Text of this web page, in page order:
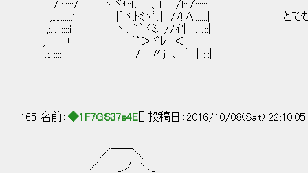
/::.::::/′ ｀丶ヾ:!::l.、 ｀、l /l::./::::::!
,:.:.:::::;' |｀ヾ:ﾄﾐヽﾞ､| //!∧::::::| とてもじゃな
,:.:.::::::i ヽ､ `｀ヾﾐ､!//ｲ'| l.::.::|
,:.:..::::::! ｀`＞ヾﾚ ＜ ｌ::.::|
!.:..::::::l ｜ / 〃j 、 ｀!｜:.:|
165 名前： ◆1F7GS37s4E [] 投稿日：2016/10/08(Sat)
／￣￣＼
／ _,ノ ヽ､_